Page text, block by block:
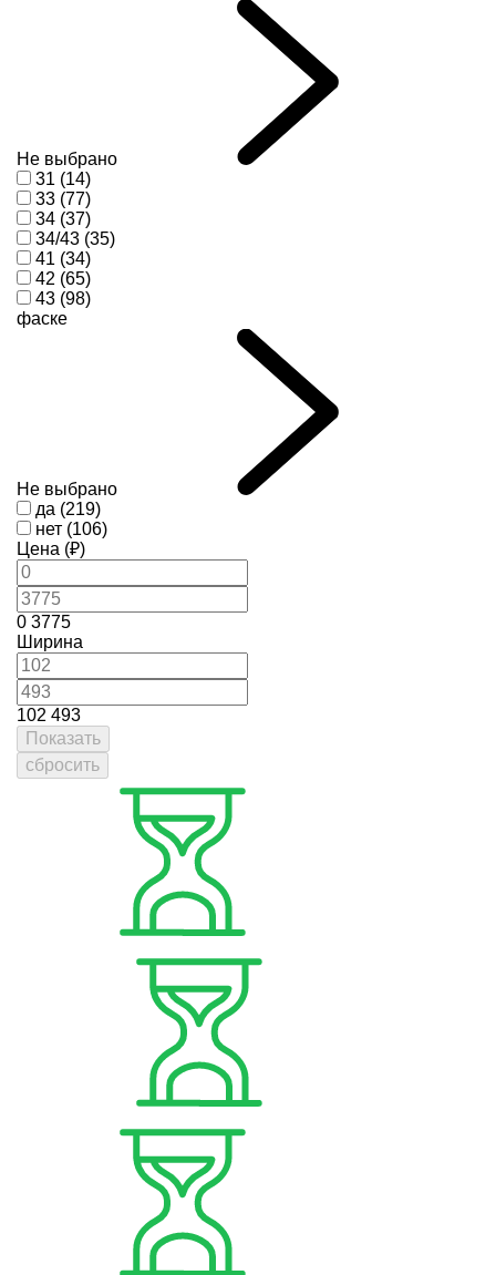
Не выбрано
31 (14)
33 (77)
34 (37)
34/43 (35)
41 (34)
42 (65)
43 (98)
фаске
Не выбрано
да (219)
нет (106)
Цена (₽)
0 3775
Ширина
102 493
Показать
сбросить